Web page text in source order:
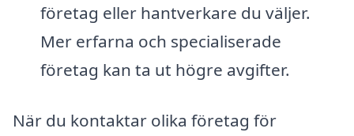
företag eller hantverkare du väljer.
Mer erfarna och specialiserade
företag kan ta ut högre avgifter.
När du kontaktar olika företag för